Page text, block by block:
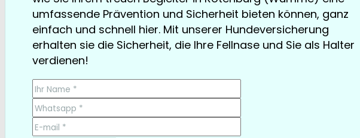
umfassende Prävention und Sicherheit bieten können, ganz
einfach und schnell hier. Mit unserer Hundeversicherung
erhalten sie die Sicherheit, die Ihre Fellnase und Sie als Halter
verdienen!